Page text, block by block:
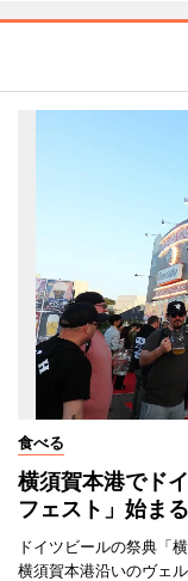
食べる
横須賀本港でド
フェスト」始まる
ドイツビールの祭典「
横須賀本港沿いのヴェ